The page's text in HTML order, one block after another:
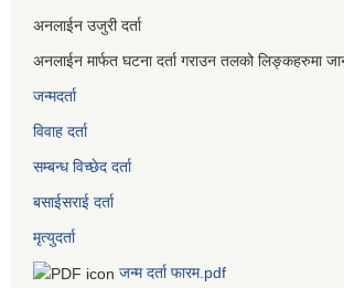
अनलाईन उजुरी दर्ता
अनलाईन मार्फत घटना दर्ता गराउन तलको लिङ्कहरुमा
जन्मदर्ता
विवाह दर्ता
सम्बन्ध विच्छेद दर्ता
बसाईसराई दर्ता
मृत्युदर्ता
जन्म दर्ता फारम.pdf